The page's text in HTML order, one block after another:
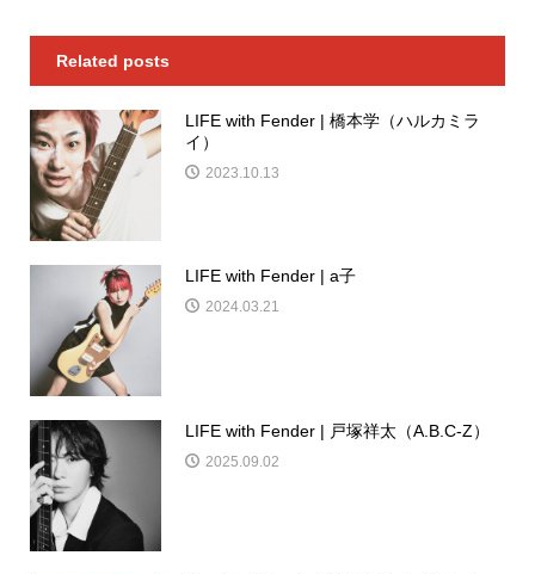
Related posts
LIFE with Fender | 橋本学（ハルカミラ
イ）
2023.10.13
LIFE with Fender | a子
2024.03.21
LIFE with Fender | 戸塚祥太（A.B.C-Z）
2025.09.02